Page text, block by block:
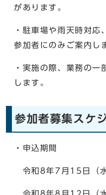
があります。
・駐車場や雨天時対応
参加者にのみご案内し
・実施の際、業務の一
します。
参加者募集スケ
・申込期間
令和8年7月15日（